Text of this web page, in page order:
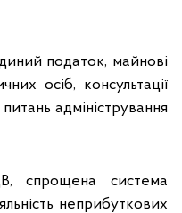
податок, майнові
осіб, консультації
адміністрування
спрощена система
неприбуткових